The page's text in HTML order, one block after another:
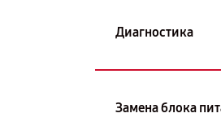
Диагностика
Замена блока